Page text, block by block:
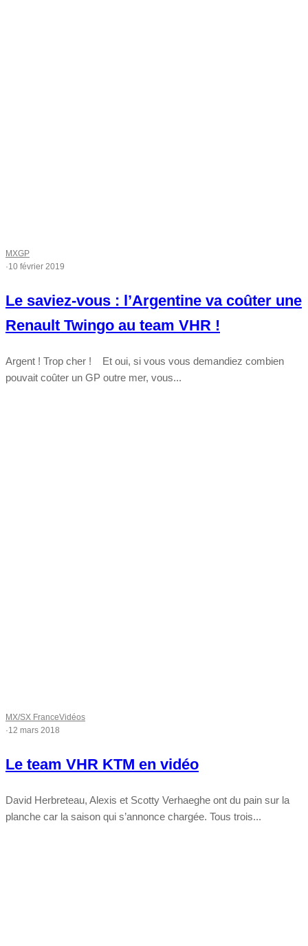
MXGP
·10 février 2019
Le saviez-vous : l’Argentine va coûter une
Renault Twingo au team VHR !
Argent ! Trop cher ! Et oui, si vous vous demandiez combien
pouvait coûter un GP outre mer, vous...
MX/SX FranceVidéos
·12 mars 2018
Le team VHR KTM en vidéo
David Herbreteau, Alexis et Scotty Verhaeghe ont du pain sur la
planche car la saison qui s’annonce chargée. Tous trois...